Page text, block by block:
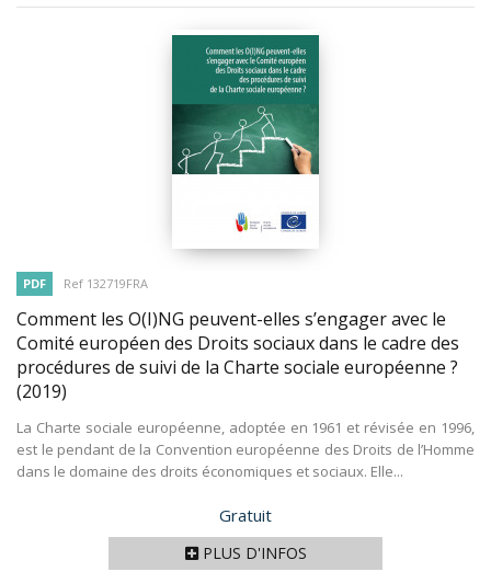
PDF Ref 132719FRA
Comment les O(I)NG peuvent-elles s’engager avec le
Comité européen des Droits sociaux dans le cadre des
procédures de suivi de la Charte sociale européenne ?
(2019)
La Charte sociale européenne, adoptée en 1961 et révisée en 1996,
est le pendant de la Convention européenne des Droits de l’Homme
dans le domaine des droits économiques et sociaux. Elle...
Prix
Gratuit
PLUS D'INFOS